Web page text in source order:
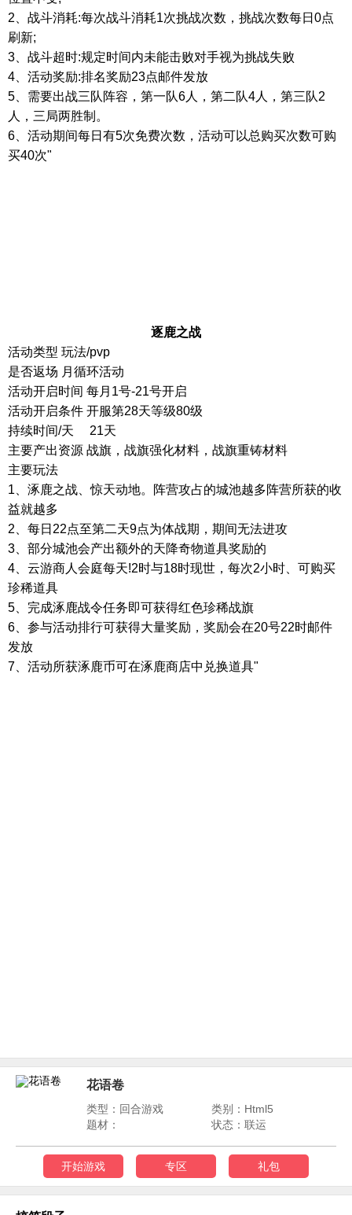
2 、战斗消耗:每次战斗消耗1次挑战次数，挑战次数每日 0点
刷新;
3 、战斗超时:规定时间内未能击败对手视为挑战失败
4 、活动奖励:排名奖励23点邮件发放
5 、需要出战三队阵容，第一队6人，第二队4人，第三队2
人，三局两胜制。
6 、活动期间每日有5次免费次数，活动可以总购买次数可购
买40次"
逐鹿之战
活动类型 玩法/pvp
是否返场 月循环活动
活动开启时间 每月 1号-21号开启
活动开启条件 开服第28天等级80级
持续时间/天 21天
主要产出资源 战旗，战旗强化材料，战旗重铸材料
主要玩法
1 、涿鹿之战、惊天动地。阵营攻占的城池越多阵营所获的收
益就越多
2 、每日 22点至第二天9点为体战期，期间无法进攻
3 、部分城池会产出额外的天降奇物道具奖励的
4 、云游商人会庭每天!2时与18时现世，每次2小时、可购买
珍稀道具
5 、完成涿鹿战令任务即可获得红色珍稀战旗
6 、参与活动排行可获得大量奖励，奖励会在20号22时邮件
发放
7 、活动所获涿鹿币可在涿鹿商店中兑换道具"
花语卷
类型：回合游戏
类别：Html5
题材：
状态：联运
开始游戏 专区 礼包